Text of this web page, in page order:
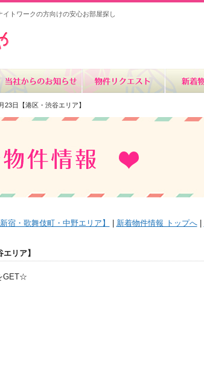
トワークの方向けの安心お部屋探し
23日【港区・渋谷エリア】
宿・歌舞伎町・中野エリア】 新着物件情報 トップへ|
リア】
GET☆